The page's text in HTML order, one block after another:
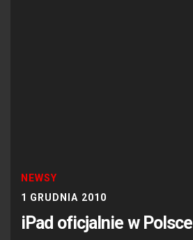
NEWSY
1 GRUDNIA 2010
iPad oficjalnie w Polsce